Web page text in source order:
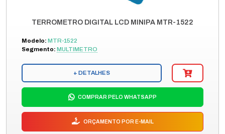
TERROMETRO DIGITAL LCD MINIPA MTR-1522
Modelo: MTR-1522
Segmento: MULTIMETRO
+ DETALHES
COMPRAR PELO WHATSAPP
ORÇAMENTO POR E-MAIL